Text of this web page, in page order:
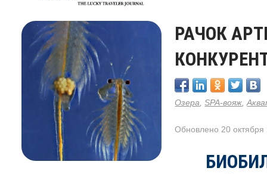
РАЧОК
Озера ,SPA-вояж ,
Обновлено 20